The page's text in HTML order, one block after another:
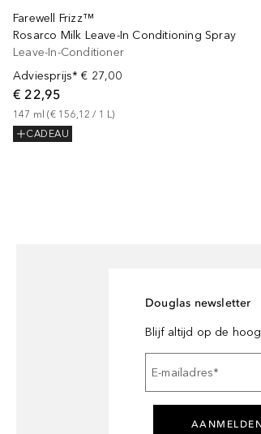
Farewell Frizz™
Rosarco Milk Leave-In Conditioning Spray
Leave-In-Conditioner
Adviesprijs* € 27,00
€ 22,95
147 ml (€ 156,12 / 1 L)
CADEAU
Douglas newsletter
Blijf altijd op de
E-mailadres*